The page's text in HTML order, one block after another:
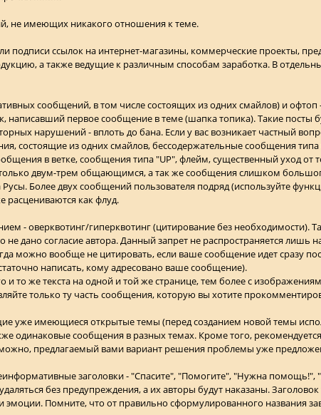
не имеющих никакого отношения к теме.
подписи ссылок на интернет-магазины, коммерческие проекты,
а также ведущие к различным способам заработка. В
сообщений, в том числе состоящих из одних смайлов) и
написавший первое сообщение в теме (шапка топика). Такие посты
нарушений - вплоть до бана. Если у вас возникает частный
состоящие из одних смайлов, бессодержательные сообщения
в ветке, сообщения типа "UP", флейм, существенный уход от
двум-трем общающимся, а так же сообщения слишком
Более двух сообщений пользователя подряд (используйте
расцениваются как флуд.
- оверквотинг/гиперквотинг (цитирование без необходимости).
не дано согласие автора. Данный запрет не распространяется лишь
можно вообще не цитировать, если ваше сообщение идет сразу
написать, кому адресовано ваше сообщение).
то же текста на одной и той же странице, тем более с
только ту часть сообщения, которую вы хотите
уже имеющиеся открытые темы (перед созданием новой темы
одинаковые сообщения в разных темах. Кроме того,
предлагаемый вами вариант решения проблемы уже
заголовки - "Спасите", "Помогите", "Нужна помощь!",
без предупреждения, а их авторы будут наказаны.
Помните, что от правильно сформулированного названия